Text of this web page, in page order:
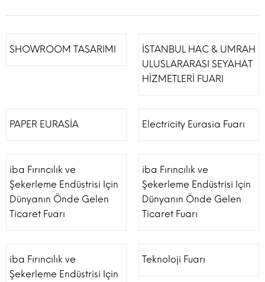
SHOWROOM TASARIMI
İSTANBUL HAC & UMRAH
ULUSLARARASI SEYAHAT
HİZMETLERİ FUARI
PAPER EURASİA Electricity Eurasia Fuarı
iba Fırıncılık ve
Şekerleme Endüstrisi Için
Dünyanın Önde Gelen
Ticaret Fuarı
iba Fırıncılık ve
Şekerleme Endüstrisi Için
Dünyanın Önde Gelen
Ticaret Fuarı
iba Fırıncılık ve
Şekerleme Endüstrisi Için
Teknoloji Fuarı